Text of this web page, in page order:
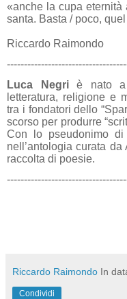
«anche la cupa
santa. Basta / poco,
Riccardo Raimondo
Luca Negriè nato a
letteratura, religione e
tra i fondatori dello
scorso per produrre
Con lo pseudonimo
nell’antologia curata
raccolta di poesie.
Riccardo Raimondo In
Condividi